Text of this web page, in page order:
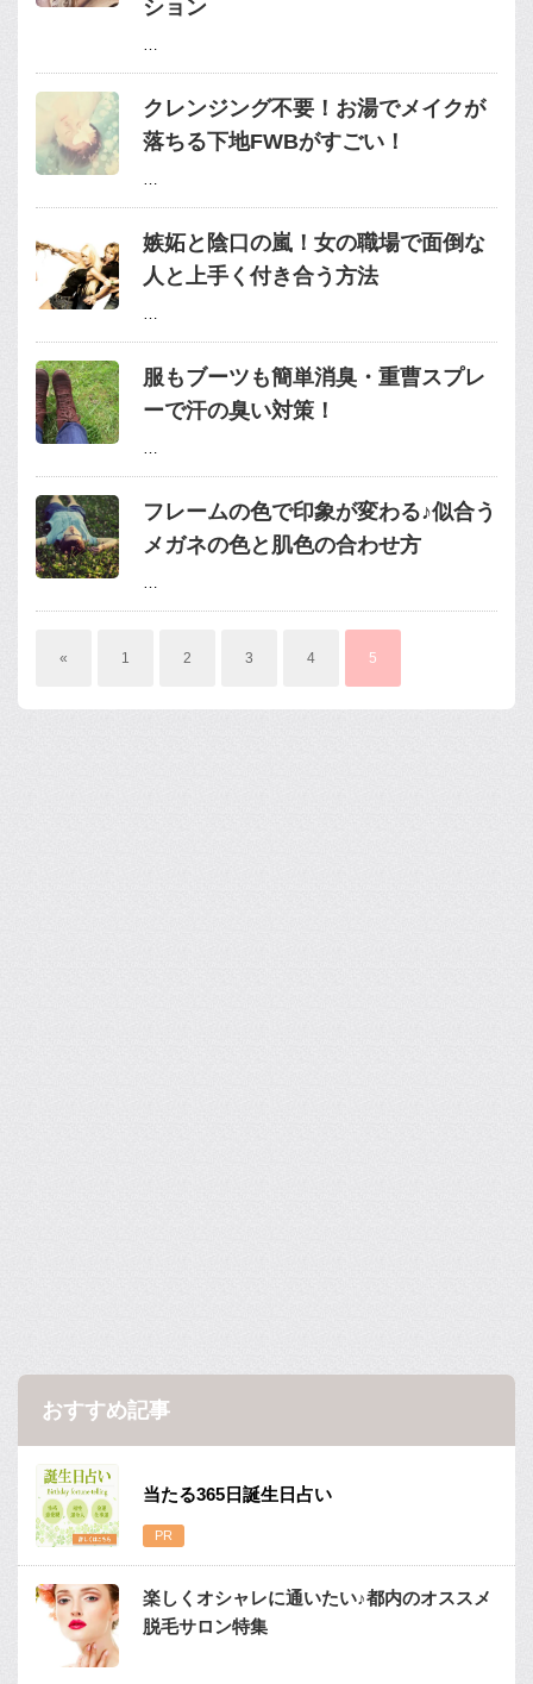
ション
…
クレンジング不要！お湯でメイクが
落ちる下地FWBがすごい！
…
嫉妬と陰口の嵐！女の職場で面倒な
人と上手く付き合う方法
…
服もブーツも簡単消臭・重曹スプレ
ーで汗の臭い対策！
…
フレームの色で印象が変わる♪似合う
メガネの色と肌色の合わせ方
…
« 1 2 3 4 5
おすすめ記事
当たる365日誕生日占い
楽しくオシャレに通いたい♪都内のオススメ
脱毛サロン特集